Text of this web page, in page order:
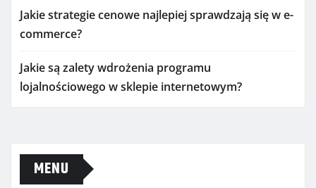
Jakie strategie cenowe najlepiej sprawdzają się w e-
commerce?
Jakie są zalety wdrożenia programu
lojalnościowego w sklepie internetowym?
MENU